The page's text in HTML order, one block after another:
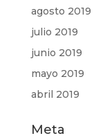
agosto 2019
julio 2019
junio 2019
mayo 2019
abril 2019
Meta